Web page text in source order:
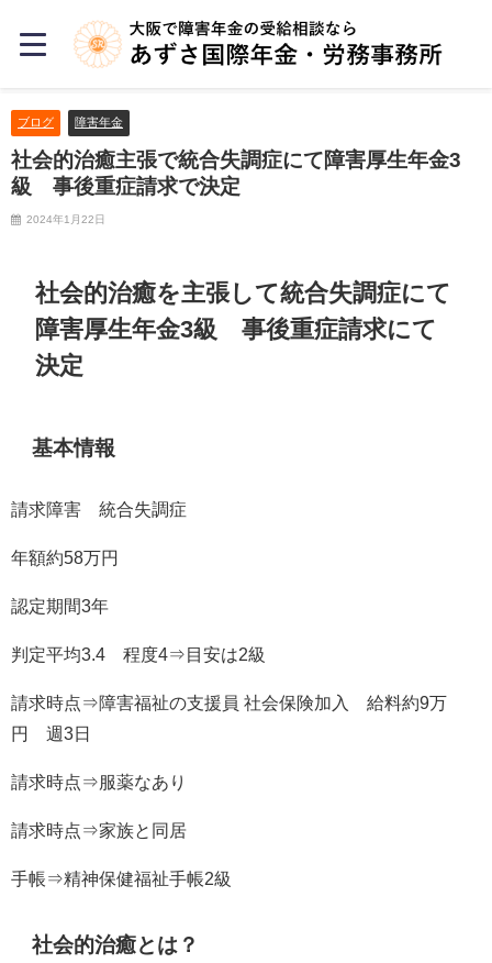
ブログ 障害年金
社会的治癒主張で統合失調症にて障害厚生年金3
級 事後重症請求で決定
2024年1月22日
社会的治癒を主張して統合失調症にて
障害厚生年金3級 事後重症請求にて
決定
基本情報
請求障害 統合失調症
年額約58万円
認定期間3年
判定平均3.4 程度4⇒目安は2級
請求時点⇒障害福祉の支援員 社会保険加入 給料約9万
円 週3日
請求時点⇒服薬なあり
請求時点⇒家族と同居
手帳⇒精神保健福祉手帳2級
社会的治癒とは？